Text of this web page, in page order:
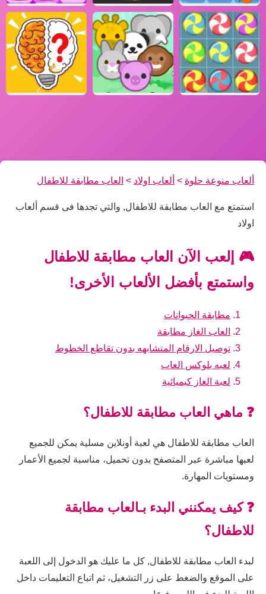
ألعاب منوعة حلوة > ألعاب اولاد > العاب مطابقة للاطفال
استمتع مع العاب مطابقة للاطفال, والتي تجدها فى قسم ألعاب
اولاد
🎮 إلعب الآن العاب مطابقة للاطفال
واستمتع بأفضل الألعاب الأخرى!
مطابقة الحيوانات
العاب الغاز مطابقة
توصيل الارقام المتشابهه بدون تقاطع الخطوط
لعبه بلوكس العاب
لعبة الغاز كيميائية
❓ ماهي العاب مطابقة للاطفال؟
العاب مطابقة للاطفال هي لعبة أونلاين مسلية يمكن للجميع
لعبها مباشرة عبر المتصفح بدون تحميل، مناسبة لجميع الأعمار
ومستويات المهارة.
❓ كيف يمكنني البدء بـالعاب مطابقة
للاطفال؟
لبدء العاب مطابقة للاطفال, كل ما عليك هو الدخول إلى اللعبة
على الموقع والضغط على زر التشغيل، ثم اتباع التعليمات داخل